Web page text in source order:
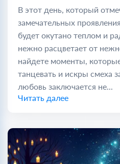
В этот день, который
замечательных
будет окутано теплом и
нежно расцветает от
найдете моменты,
танцевать и искры смеха
любовь заключается не...
Читать далее